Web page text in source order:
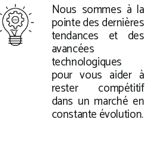
Nous sommes à la
pointe des dernières
tendances et des
avancées
technologiques
pour vous aider à
rester compétitif
dans un marché en
constante évolution.